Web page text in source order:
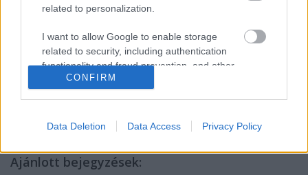
related to personalization.
I want to allow Google to enable storage
related to security, including authentication
functionality and fraud prevention, and other
user protection.
CONFIRM
Data Deletion Data Access Privacy Policy
összeállította:Déri Zsolt
Címkék:film beastie boys
Ajánlott bejegyzések: